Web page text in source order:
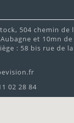
504 chemin de
et 10mn de
: 58 bis rue de
02 28 84